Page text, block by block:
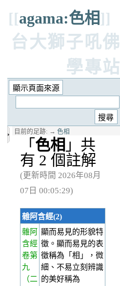
[[agama:色相]]
台大獅子吼佛
學專站
目前的足跡: → 色相
「 色相 」共
有 2 個註解
(更新時間 2026年08月
07日 00:05:29)
雜阿含經(2)
雜阿
含經
卷第
九
（二
顯而易見的形貌特
徵。顯而易見的表
徵稱為「相」，微
細、不易立刻辨識
的美好稱為